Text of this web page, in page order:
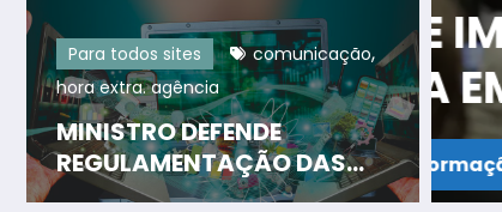
Para todos sites comunicação,
hora extra. agência
MINISTRO DEFENDE
REGULAMENTAÇÃO DAS
PLATAFORMAS DIGITAIS
DE RENDA
154,67% CORRÓI
DE